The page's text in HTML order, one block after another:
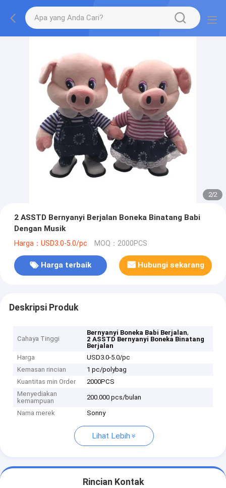
2/2
2 ASSTD Bernyanyi Berjalan Boneka Binatang Babi
Dengan Musik
Harga：USD3.0-5.0/pc MOQ：2000PCS
Harga terbaik Hubungi sekarang
Deskripsi Produk
Cahaya Tinggi
Bernyanyi Boneka Babi Berjalan,
2 ASSTD Bernyanyi Boneka Binatang
Berjalan
Harga
USD3.0-5.0/pc
Kemasan rincian
1 pc/polybag
Kuantitas min Order
2000PCS
Menyediakan
kemampuan
200.000 pcs/bulan
Nama merek Sonny
Lihat Lebih
Rincian Kontak